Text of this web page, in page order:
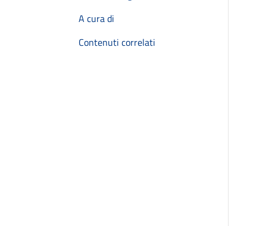
A cura di
Contenuti correlati